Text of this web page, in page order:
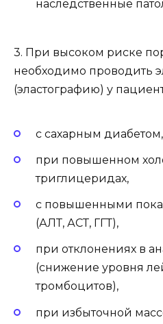
наследственные
3. При высоком риске
необходимо проводить
(эластографию) у
с сахарным диабетом,
при повышенном
триглицеридах,
с повышенными
(АЛТ, АСТ, ГГТ),
при отклонениях в
(снижение уровня
тромбоцитов),
при избыточной